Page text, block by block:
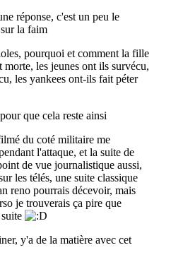
réponse, c'est un peu le
la faim
pourquoi et comment la fille
morte, les jeunes ont ils survécu,
les yankees ont-ils fait péter
que cela reste ainsi
du coté militaire me
l'attaque, et la suite de
de vue journalistique aussi,
les télés, une suite classique
reno pourrais décevoir, mais
je trouverais ça pire que
y'a de la matière avec cet